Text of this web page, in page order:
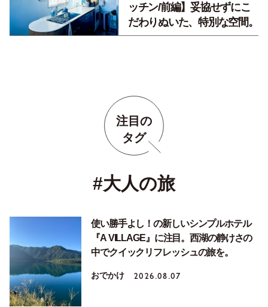
ッチン/前編】妥協せずにこ
だわりぬいた、特別な空間。
注目の
タグ
#大人の旅
使い勝手よし！の新しいシンプルホテル
『A VILLAGE』に注目。西湖の静けさの
中でクイックリフレッシュの旅を。
おでかけ 2026.08.07